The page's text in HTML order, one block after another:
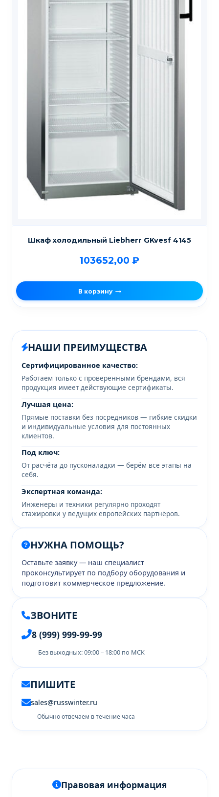
Шкаф холодильный Liebherr GKvesf 4145
103652,00 ₽
В корзину
НАШИ ПРЕИМУЩЕСТВА
Сертифицированное качество:
Работаем только с проверенными брендами, вся
продукция имеет действующие сертификаты.
Лучшая цена:
Прямые поставки без посредников — гибкие скидки
и индивидуальные условия для постоянных
клиентов.
Под ключ:
От расчёта до пусконаладки — берём все этапы на
себя.
Экспертная команда:
Инженеры и техники регулярно проходят
стажировки у ведущих европейских партнёров.
НУЖНА ПОМОЩЬ?
Оставьте заявку — наш специалист
проконсультирует по подбору оборудования и
подготовит коммерческое предложение.
ЗВОНИТЕ
8 (999) 999-99-99
Без выходных: 09:00 – 18:00 по МСК
ПИШИТЕ
sales@russwinter.ru
Обычно отвечаем в течение часа
Правовая информация